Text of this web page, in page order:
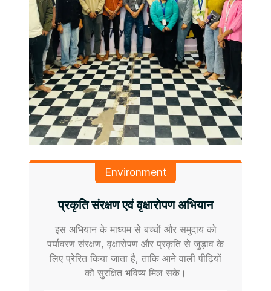
Environment
प्रकृति संरक्षण एवं वृक्षारोपण अभियान
इस अभियान के माध्यम से बच्चों और समुदाय को
पर्यावरण संरक्षण, वृक्षारोपण और प्रकृति से जुड़ाव के
लिए प्रेरित किया जाता है, ताकि आने वाली पीढ़ियों
को सुरक्षित भविष्य मिल सके।